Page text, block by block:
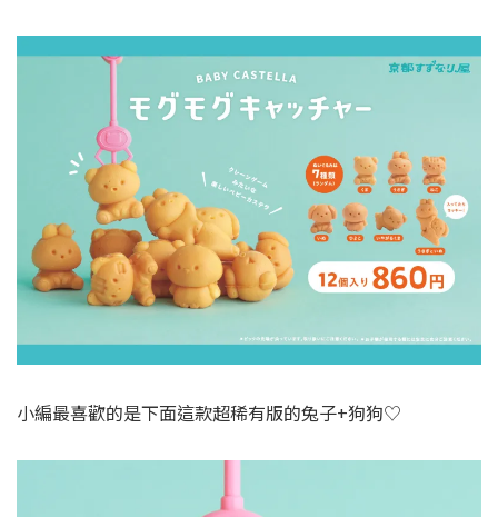
小編最喜歡的是下面這款超稀有版的兔子+狗狗♡